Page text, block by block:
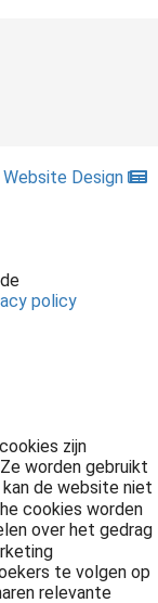
Website Design
policy
zijn
worden gebruikt
de website niet
cookies worden
over het gedrag
te volgen op
relevante